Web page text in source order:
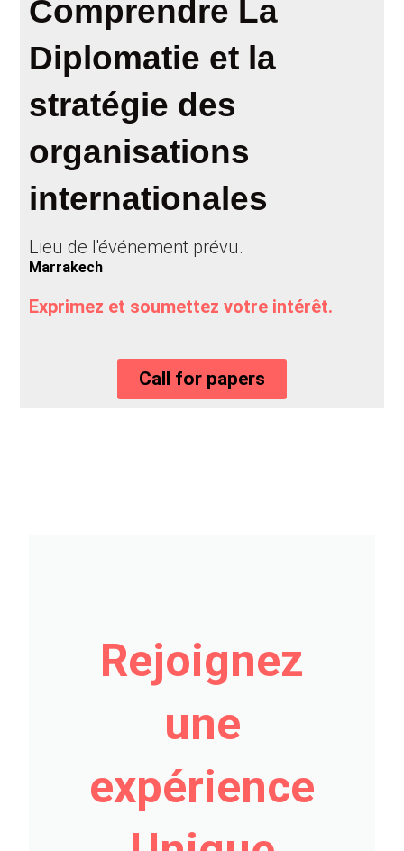
Comprendre La
Diplomatie et la
stratégie des
organisations
internationales
Lieu de l'événement prévu.
Marrakech
Exprimez et soumettez votre intérêt.
Call for papers
Rejoignez
une
expérience